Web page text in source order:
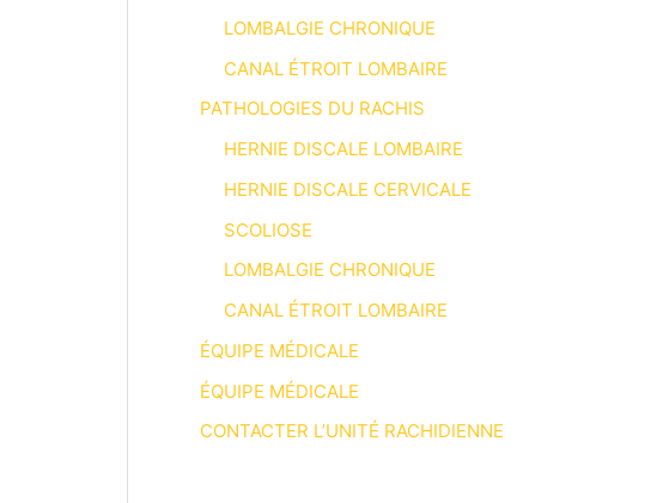
LOMBALGIE CHRONIQUE
CANAL ÉTROIT LOMBAIRE
PATHOLOGIES DU RACHIS
HERNIE DISCALE LOMBAIRE
HERNIE DISCALE CERVICALE
SCOLIOSE
LOMBALGIE CHRONIQUE
CANAL ÉTROIT LOMBAIRE
ÉQUIPE MÉDICALE
ÉQUIPE MÉDICALE
CONTACTER L’UNITÉ RACHIDIENNE